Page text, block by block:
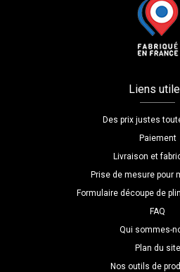
Liens
Des prix justes
Paiement
Livraison et
Prise de mesure pour
Formulaire découpe de
FAQ
Qui sommes-
Plan du site
Nos outils de